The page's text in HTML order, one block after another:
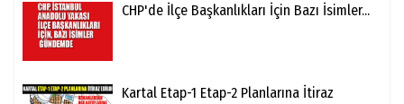
CHP'de İlçe Başkanlıkları İçin Bazı İsimler...
Kartal Etap-1 Etap-2 Planlarına İtiraz